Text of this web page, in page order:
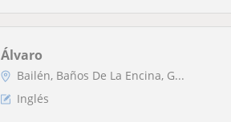
Álvaro
Bailén, Baños De La Encina, G...
Inglés